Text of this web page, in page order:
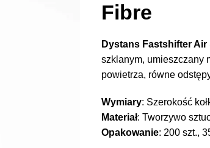
Fibre
Dystans Fastshifter
szklanym, umieszczany
powietrza, równe
Wymiary: Szerokość
Materiał: Tworzywo
Opakowanie: 200 szt.,